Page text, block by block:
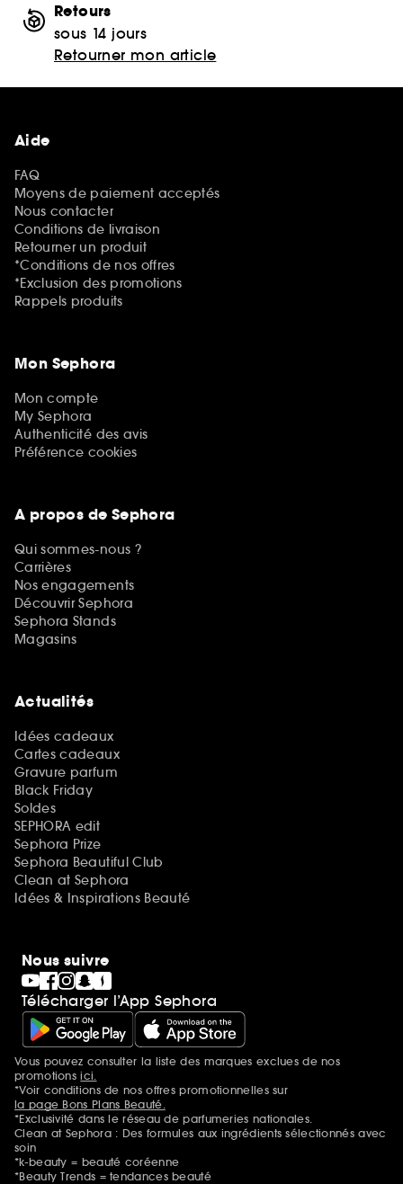
Retours
sous 14 jours
Retourner mon article
Aide
FAQ
Moyens de paiement acceptés
Nous contacter
Conditions de livraison
Retourner un produit
*Conditions de nos offres
*Exclusion des promotions
Rappels produits
Mon Sephora
Mon compte
My Sephora
Authenticité des avis
Préférence cookies
A propos de Sephora
Qui sommes-nous ?
Carrières
Nos engagements
Découvrir Sephora
Sephora Stands
Magasins
Actualités
Idées cadeaux
Cartes cadeaux
Gravure parfum
Black Friday
Soldes
SEPHORA edit
Sephora Prize
Sephora Beautiful Club
Clean at Sephora
Idées & Inspirations Beauté
Nous suivre
Télécharger l’App Sephora
Mentions additionnelles
Vous pouvez consulter la liste des marques exclues de nos
promotionsici.
*Voir conditions de nos offres promotionnelles sur
la page Bons Plans Beauté.
*Exclusivité dans le réseau de parfumeries nationales.
Clean at Sephora : Des formules aux ingrédients sélectionnés avec
soin
*k-beauty = beauté coréenne
*Beauty Trends = tendances beauté